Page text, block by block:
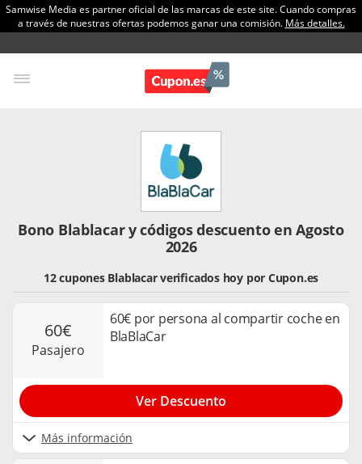
Samwise Media es partner oficial de las marcas de este site. Cuando compras
a través de nuestras ofertas podemos ganar una comisión. Más detalles.
Bono Blablacar y códigos descuento en Agosto
2026
12 cupones Blablacar verificados hoy por Cupon.es
60€
pasajero
60€ por persona al compartir coche en
BlaBlaCar
Más información
Ver Descuento